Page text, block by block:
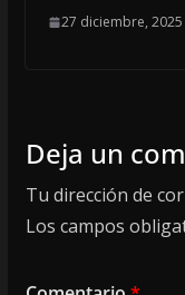
27 diciembre, 2025
Deja un
Tu dirección de
Los campos